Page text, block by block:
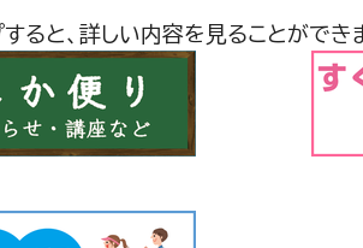
ると、詳しい内容を見ることができ